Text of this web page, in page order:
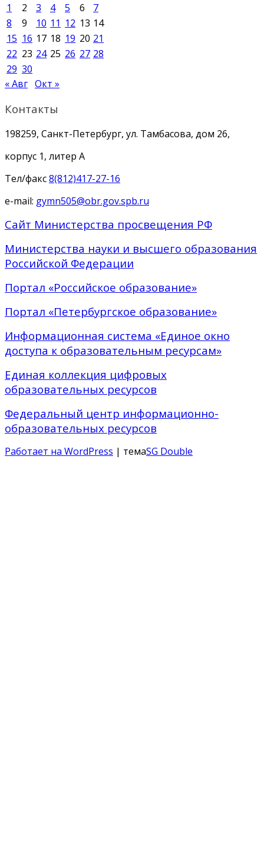
1
2 3 4 5 6
7
8
9 10 11 12 13 14
15 16 17 18 19 20 21
22 23 24 25 26 27 28
29 30
« Авг Окт »
Контакты
198259, Санкт-Петербург, ул. Тамбасова, дом 26,
корпус 1, литер А
Тел/факс8(812)417-27-16
e-mail: gymn505@obr.gov.spb.ru
Сайт Министерства просвещения РФ
Министерства науки и высшего образования
Российской Федерации
Портал «Российское образование»
Портал «Петербургское образование»
Информационная система «Единое окно
доступа к образовательным ресурсам»
Единая коллекция цифровых
образовательных ресурсов
Федеральный центр информационно-
образовательных ресурсов
Работает на WordPress | темаSG Double